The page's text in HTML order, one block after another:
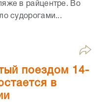
в райцентре. Во
судорогами...
поездом 14-
в